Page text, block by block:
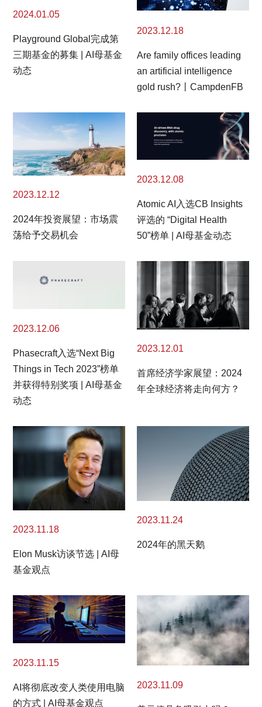
2024.01.05
Playground Global完成第
三期基金的募集 | AI母基金
动态
2023.12.18
Are family offices leading
an artificial intelligence
gold rush?丨CampdenFB
2023.12.12
2024年投资展望：市场震
荡给予交易机会
2023.12.08
Atomic AI入选CB Insights
评选的 “Digital Health
50”榜单 | AI母基金动态
2023.12.06
Phasecraft入选“Next Big
Things in Tech 2023”榜单
并获得特别奖项 | AI母基金
动态
2023.12.01
首席经济学家展望：2024
年全球经济将走向何方？
2023.11.18
Elon Musk访谈节选 | AI母
基金观点
2023.11.24
2024年的黑天鹅
2023.11.15
AI将彻底改变人类使用电脑
的方式 | AI母基金观点
2023.11.09